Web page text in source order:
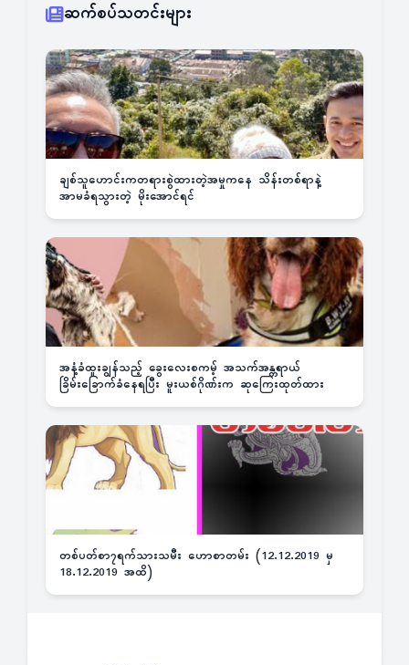
ဆက်စပ်သတင်းများ
ချစ်သူဟောင်းကတရားစွဲထားတဲ့အမှုကနေ သိန်းတစ်ရာနဲ့
အာမခံရသွားတဲ့ မိုးအောင်ရင်
အနံ့ခံထူးချွန်သည့် ခွေးလေးစကမ့် အသက်အန္တရာယ်
ခြိမ်းခြောက်ခံနေရပြီး မူးယစ်ဂိုဏ်းက ဆုကြေးထုတ်ထား
တစ်ပတ်စာ၇ရက်သားသမီး ဟောစာတမ်း (12.12.2019 မှ
18.12.2019 အထိ)